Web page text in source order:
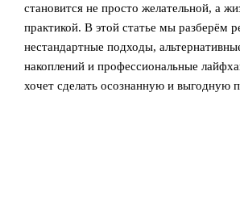
становится не просто желательной, а
практикой. В этой статье мы разберём
нестандартные подходы,
накоплений и профессиональные
хочет сделать осознанную и выгодную